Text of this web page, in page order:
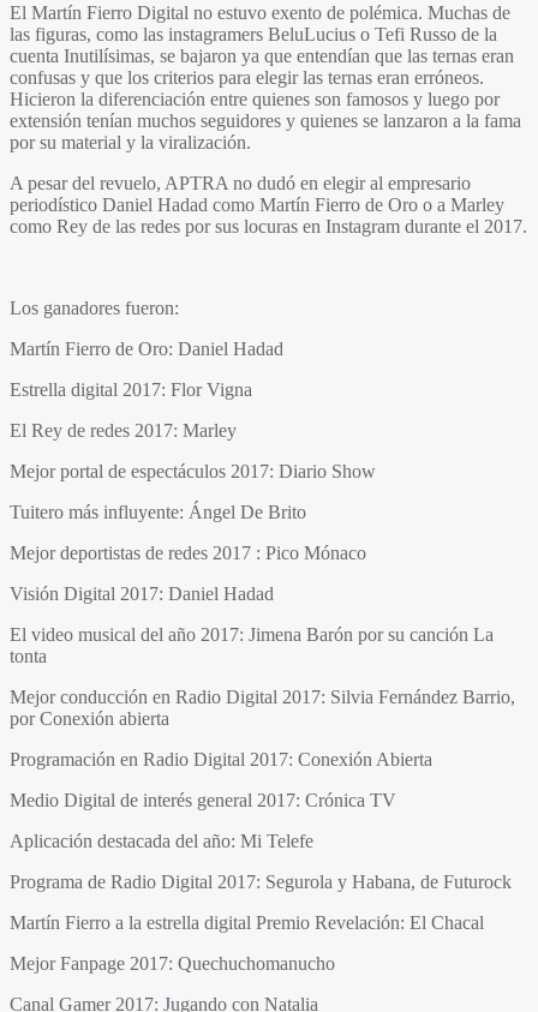
El Martín Fierro Digital no estuvo exento de polémica. Muchas de
las figuras, como las instagramers BeluLucius o Tefi Russo de la
cuenta Inutilísimas, se bajaron ya que entendían que las ternas eran
confusas y que los criterios para elegir las ternas eran erróneos.
Hicieron la diferenciación entre quienes son famosos y luego por
extensión tenían muchos seguidores y quienes se lanzaron a la fama
por su material y la viralización.
A pesar del revuelo, APTRA no dudó en elegir al empresario
periodístico Daniel Hadad como Martín Fierro de Oro o a Marley
como Rey de las redes por sus locuras en Instagram durante el 2017.
Los ganadores fueron:
Martín Fierro de Oro: Daniel Hadad
Estrella digital 2017: Flor Vigna
El Rey de redes 2017: Marley
Mejor portal de espectáculos 2017: Diario Show
Tuitero más influyente: Ángel De Brito
Mejor deportistas de redes 2017 : Pico Mónaco
Visión Digital 2017: Daniel Hadad
El video musical del año 2017: Jimena Barón por su canción La
tonta
Mejor conducción en Radio Digital 2017: Silvia Fernández Barrio,
por Conexión abierta
Programación en Radio Digital 2017: Conexión Abierta
Medio Digital de interés general 2017: Crónica TV
Aplicación destacada del año: Mi Telefe
Programa de Radio Digital 2017: Segurola y Habana, de Futurock
Martín Fierro a la estrella digital Premio Revelación: El Chacal
Mejor Fanpage 2017: Quechuchomanucho
Canal Gamer 2017: Jugando con Natalia